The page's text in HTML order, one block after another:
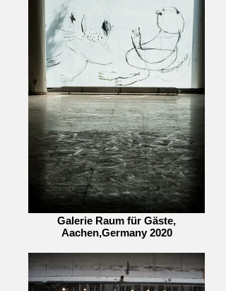
Galerie Raum für Gäste,
Aachen,Germany 2020